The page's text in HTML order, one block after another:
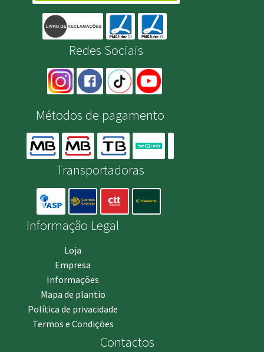
Redes Sociais
Métodos de pagamento
Transportadoras
Informação Legal
Loja
Empresa
Informações
Mapa de plantio
Política de privacidade
Termos e Condições
Contactos